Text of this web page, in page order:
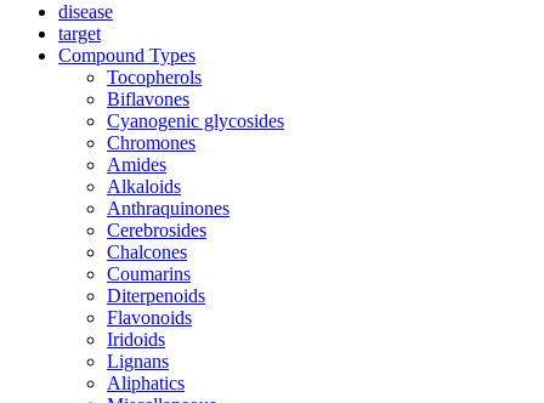
disease
target
Compound Types
Tocopherols
Biflavones
Cyanogenic glycosides
Chromones
Amides
Alkaloids
Anthraquinones
Cerebrosides
Chalcones
Coumarins
Diterpenoids
Flavonoids
Iridoids
Lignans
Aliphatics